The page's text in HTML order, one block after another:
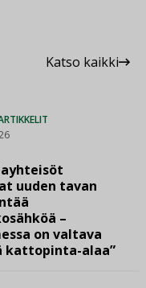
Katso kaikki
uuden tavan
–
on valtava
kattopinta-alaa”